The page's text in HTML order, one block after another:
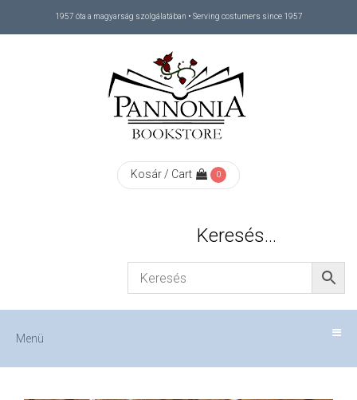
1957 óta a magyarság szolgálatában • Serving costumers since 1957
Kosár / Cart 0
Keresés…
Menü